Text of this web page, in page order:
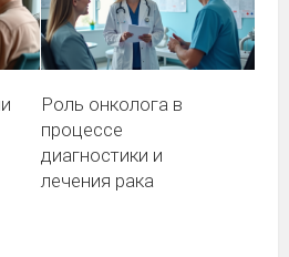
Роль онколога в
процессе
диагностики и
лечения рака